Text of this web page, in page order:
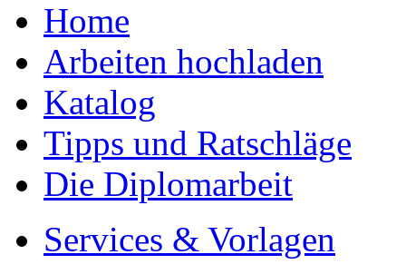
Home
Arbeiten hochladen
Katalog
Tipps und Ratschläge
Die Diplomarbeit
Services & Vorlagen